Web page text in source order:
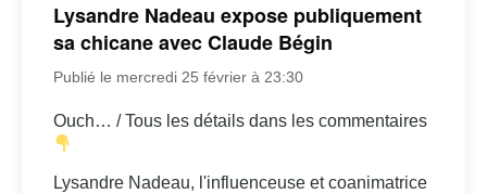
Lysandre Nadeau expose publiquement
sa chicane avec Claude Bégin
Publié le mercredi 25 février à 23:30
Ouch… / Tous les détails dans les commentaires
Lysandre Nadeau, l'influenceuse et coanimatrice